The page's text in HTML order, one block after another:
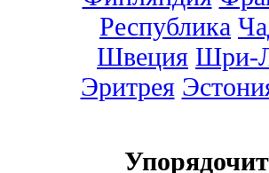
Республика
Швеция Шри-
Эритрея